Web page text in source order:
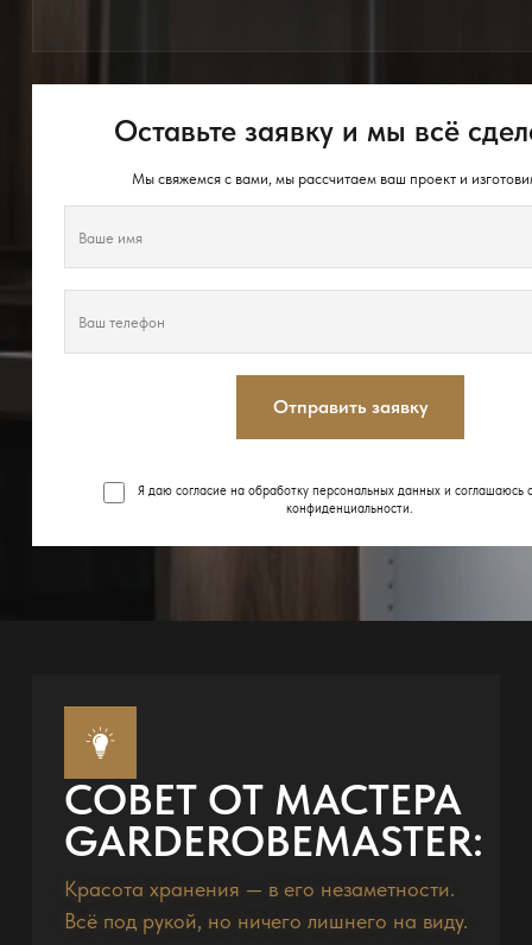
Оставьте заявку и мы всё
Мы свяжемся с вами, мы рассчитаем ваш проект и
Отправить заявку
Я даю согласие на обработку персональных данных и соглашаюсь
конфиденциальности
СОВЕТ ОТ МАСТЕРА
GARDEROBEMASTER:
Красота хранения — в его незаметности.
Всё под рукой, но ничего лишнего на виду.